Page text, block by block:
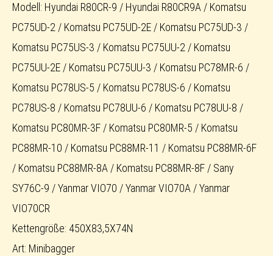
Modell: Hyundai R80CR-9 / Hyundai R80CR9A / Komatsu
PC75UD-2 / Komatsu PC75UD-2E / Komatsu PC75UD-3 /
Komatsu PC75US-3 / Komatsu PC75UU-2 / Komatsu
PC75UU-2E / Komatsu PC75UU-3 / Komatsu PC78MR-6 /
Komatsu PC78US-5 / Komatsu PC78US-6 / Komatsu
PC78US-8 / Komatsu PC78UU-6 / Komatsu PC78UU-8 /
Komatsu PC80MR-3F / Komatsu PC80MR-5 / Komatsu
PC88MR-10 / Komatsu PC88MR-11 / Komatsu PC88MR-6F
/ Komatsu PC88MR-8A / Komatsu PC88MR-8F / Sany
SY76C-9 / Yanmar VIO70 / Yanmar VIO70A / Yanmar
VIO70CR
Kettengröße: 450X83,5X74N
Art: Minibagger